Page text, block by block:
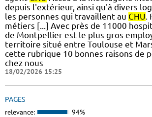
depuis l'extérieur, ainsi qu'à divers
les personnes qui travaillent au CHU.
métiers [...] Avec près de 11000
de Montpellier est le plus gros
territoire situé entre Toulouse et
cette rubrique 10 bonnes raisons de
chez nous
18/02/2026 15:25
PAGES
relevance: 94%